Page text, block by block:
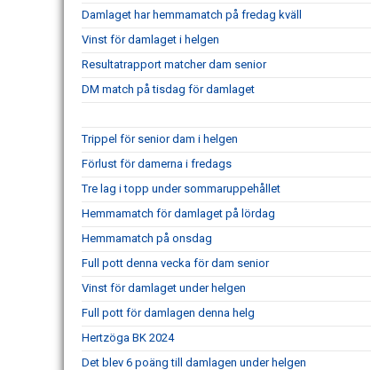
Damlaget har hemmamatch på fredag kväll
Vinst för damlaget i helgen
Resultatrapport matcher dam senior
DM match på tisdag för damlaget
Trippel för senior dam i helgen
Förlust för damerna i fredags
Tre lag i topp under sommaruppehållet
Hemmamatch för damlaget på lördag
Hemmamatch på onsdag
Full pott denna vecka för dam senior
Vinst för damlaget under helgen
Full pott för damlagen denna helg
Hertzöga BK 2024
Det blev 6 poäng till damlagen under helgen